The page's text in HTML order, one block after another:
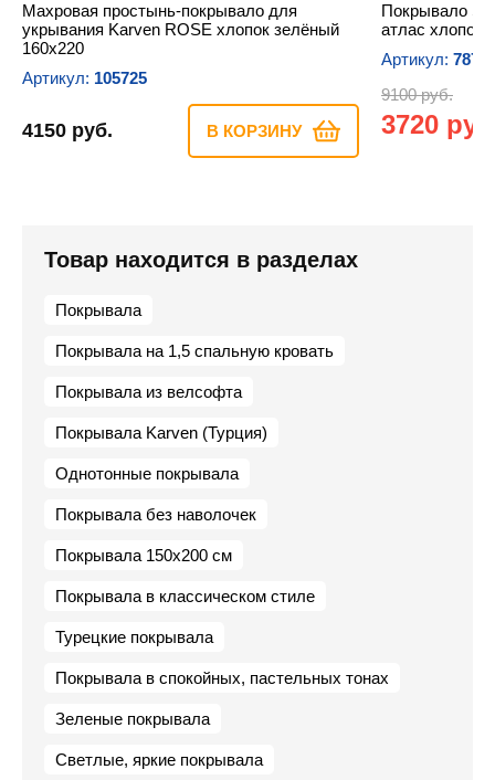
Махровая простынь-покрывало для
укрывания Karven ROSE хлопок зелёный
160х220
Артикул: 105725
4150 руб. В КОРЗИНУ
Покрывало
атлас хлопок/
Артикул:
9100 руб.
3720
Товар находится в разделах
Покрывала
Покрывала на 1,5 спальную кровать
Покрывала из велсофта
Покрывала Karven (Турция)
Однотонные покрывала
Покрывала без наволочек
Покрывала 150х200 см
Покрывала в классическом стиле
Турецкие покрывала
Покрывала в спокойных, пастельных тонах
Зеленые покрывала
Светлые, яркие покрывала